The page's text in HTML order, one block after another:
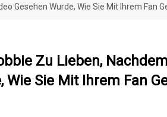
Gesehen Wurde, Wie Sie Mit Ihrem Fan
Zu Lieben,
Sie Mit Ihrem Fan